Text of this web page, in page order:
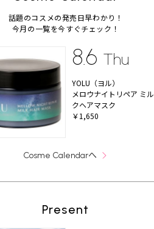
話題のコスメの発売日早わかり！
今月の一覧を今すぐチェック！
8.6 Thu
YOLU（ヨル）
メロウナイトリペア ミル
クヘアマスク
￥1,650
Cosme Calendarへ
Present